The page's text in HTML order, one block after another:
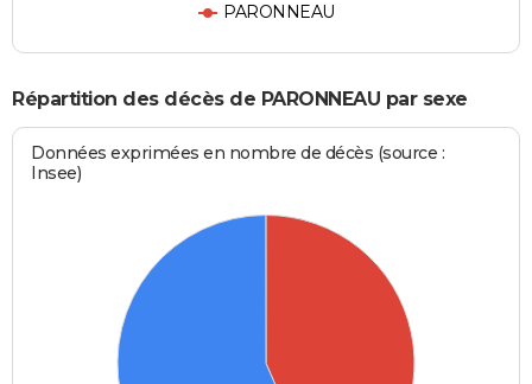
PARONNEAU
Répartition des décès de PARONNEAU par sexe
Données exprimées en nombre de décès (source :
Insee)